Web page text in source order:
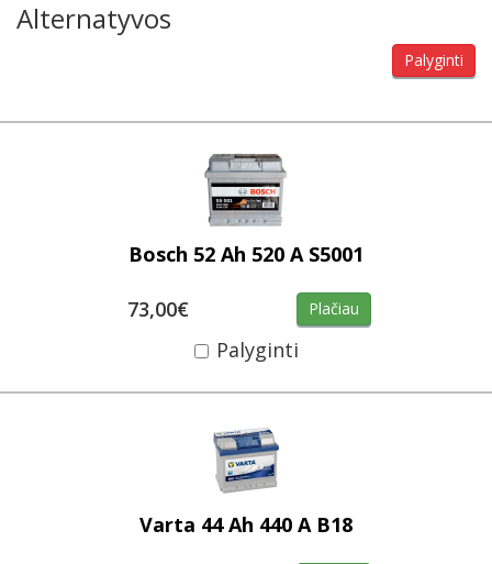
Alternatyvos
Palyginti
Bosch 52 Ah 520 A S5001
73,00€ Plačiau
Palyginti
Varta 44 Ah 440 A B18